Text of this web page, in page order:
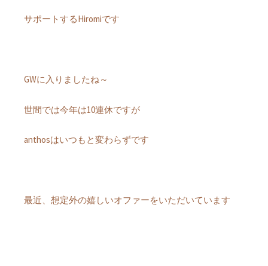
サポートするHiromiです
GWに入りましたね～
世間では今年は10連休ですが
anthosはいつもと変わらずです
最近、想定外の嬉しいオファーをいただいています